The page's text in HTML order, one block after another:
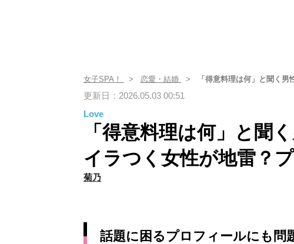
女子SPA！ 恋愛・結婚 「得意料理は何」と聞く
更新日：2026.05.03 00:51
Love
「得意料理は何」と聞
イラつく女性が地雷？
菊乃
話題に困るプロフィールにも